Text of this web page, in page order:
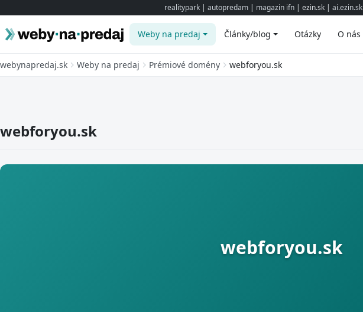
realitypark | autopredam | magazin ifn | ezin.sk | ai.ezin.sk
Weby na predaj Články/blog Otázky O nás
webynapredaj.sk Weby na predaj Prémiové domény webforyou.sk
webforyou.sk
webforyou.sk